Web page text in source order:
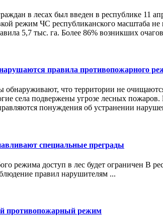
в лесах был введен в республике 11
режим ЧС республиканского масштаба
5,7 тыс. га. Более 86% возникших
правила противопожарного
обнаруживают, что территории не
села подвержены угрозе лесных
понуждения об устранении
специальные преграды
режима доступ в лес будет ограничен В
правил нарушителям ...
противопожарный режим